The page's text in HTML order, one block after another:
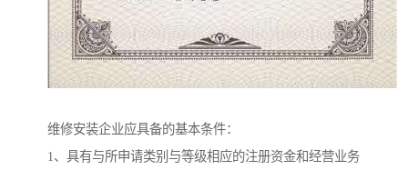
维修安装企业应具备的基本条件：
1、具有与所申请类别与等级相应的注册资金和经营业务